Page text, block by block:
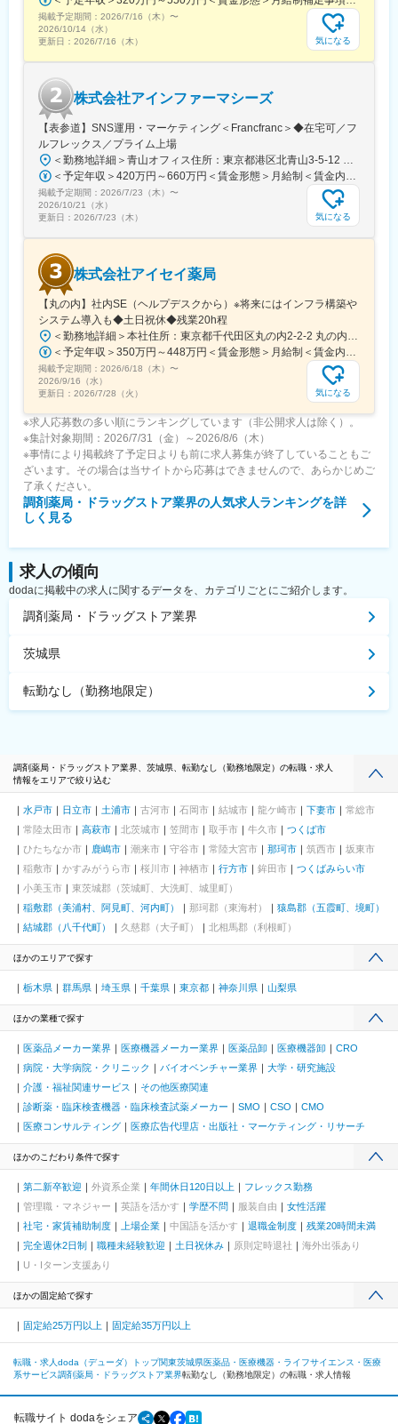
■所属組織
2025年7月に発足したDX推進部には3名が在籍。（部長1名、PM2
名/40代）PMと横並びの立場で開発リードいただきたいと考えて
ェーズでのDX推進や組織立ち上げに興味をお持ちの方をお待ちし
ています。
■働きやすい環境
フルリモート可能。関東近郊・札幌市内にお住まいの場合、対面
コミュニケーションが必要な場合や参画初期で出社頂く可能性が
あります。子育てと両立して活躍している社員もおり、柔軟な働
き方が可能です。
掲載予定期間： 2026/7/16（木） 〜
2026/10/14（水）
更新日： 2026/7/16（木） 気になる
株式会社アインファーマシーズ
【表参道】SNS運用・マーケティング＜Francfranc＞◆在宅可／フ
ルフレックス／プライム上場
掲載予定期間： 2026/7/23（木） 〜
2026/10/21（水）
更新日： 2026/7/23（木） 気になる
株式会社アイセイ薬局
【丸の内】社内SE（ヘルプデスクから）※将来にはインフラ構築や
システム導入も◆土日祝休◆残業20h程
掲載予定期間： 2026/6/18（木） 〜
2026/9/16（水）
更新日： 2026/7/28（火） 気になる
※求人応募数の多い順にランキングしています（非公開求人は除く）。
※集計対象期間：2026/7/31（金）～2026/8/6（木）
※事情により掲載終了予定日よりも前に求人募集が終了していることもご
ざいます。その場合は当サイトから応募はできませんので、あらかじめご
了承ください。
調剤薬局・ドラッグストア業界の人気求人ランキングを詳
しく見る
求人の傾向
dodaに掲載中の求人に関するデータを、カテゴリごとにご紹介します。
調剤薬局・ドラッグストア業界
茨城県
転勤なし（勤務地限定）
調剤薬局・ドラッグストア業界、茨城県、転勤なし（勤務地限定）の転職・求人
情報をエリアで絞り込む
水戸市 日立市 土浦市 古河市 石岡市 結城市 龍ケ崎市 下妻市
常総市
常陸太田市
高萩市 北茨城市 笠間市 取手市 牛久市
つくば市
ひたちなか市
鹿嶋市 潮来市 守谷市 常陸大宮市 那珂市 筑西市
坂東市
稲敷市
かすみがうら市 桜川市 神栖市 行方市 鉾田市
つくばみらい市
小美玉市
東茨城郡（茨城町、大洗町、城里町）
稲敷郡（美浦村、阿見町、河内町）
那珂郡（東海村）
猿島郡（五霞町、境町）
結城郡（八千代町）
久慈郡（大子町） 北相馬郡（利根町）
ほかのエリアで探す
栃木県 群馬県 埼玉県 千葉県 東京都 神奈川県 山梨県
ほかの業種で探す
医薬品メーカー業界 医療機器メーカー業界 医薬品卸 医療機器卸
CRO
病院・大学病院・クリニック
バイオベンチャー業界
大学・研究施設
介護・福祉関連サービス
その他医療関連
診断薬・臨床検査機器・臨床検査試薬メーカー
SMO CSO
CMO
医療コンサルティング
医療広告代理店・出版社・マーケティング・リサーチ
ほかのこだわり条件で探す
第二新卒歓迎 外資系企業 年間休日120日以上
フレックス勤務
管理職・マネジャー
英語を活かす 学歴不問 服装自由
女性活躍
社宅・家賃補助制度
上場企業 中国語を活かす 退職金制度
残業20時間未満
完全週休2日制
職種未経験歓迎 土日祝休み 原則定時退社
海外出張あり
U・Iターン支援あり
ほかの固定給で探す
固定給25万円以上 固定給35万円以上
転職・求人doda（デューダ）トップ関東茨城県医薬品・医療機器・ライフサイエンス・医療
系サービス調剤薬局・ドラッグストア業界転勤なし（勤務地限定）の転職・求人情報
転職サイト dodaをシェア